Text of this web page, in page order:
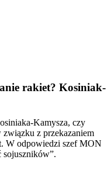
rakiet? Kosiniak-
Kamysza, czy
z przekazaniem
W odpowiedzi szef MON
sojuszników”.